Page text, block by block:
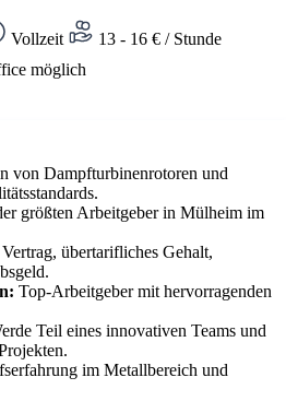
Vollzeit
13 - 16 € / Stunde
möglich
von Dampfturbinenrotoren und
größten Arbeitgeber in Mülheim im
übertarifliches Gehalt,
Top-Arbeitgeber mit hervorragenden
Teil eines innovativen Teams und
im Metallbereich und